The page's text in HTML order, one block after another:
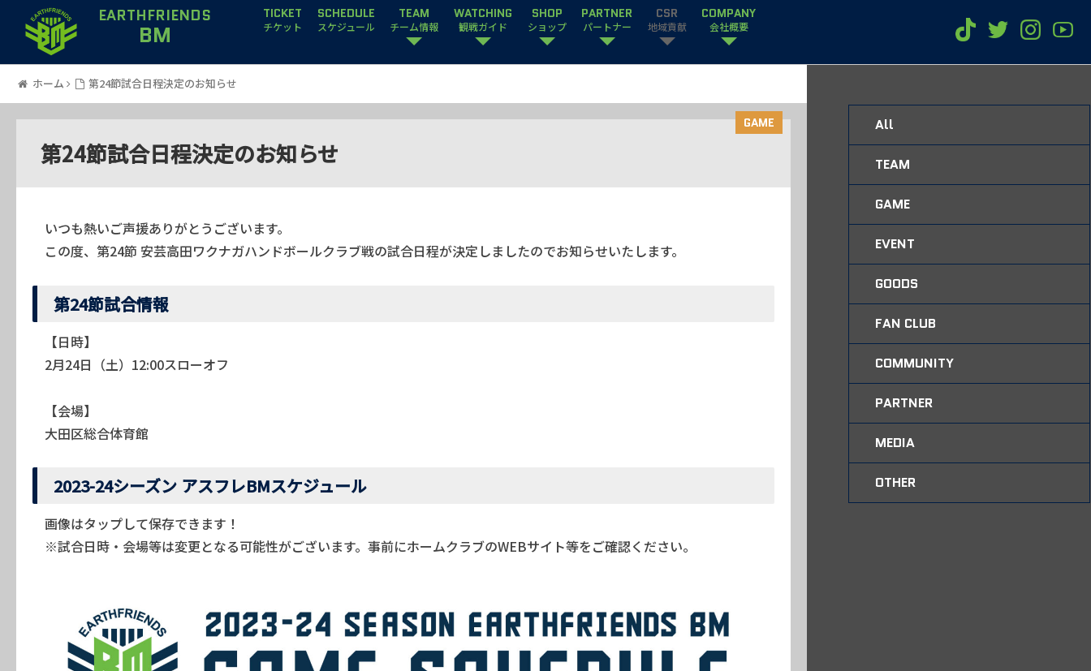
EARTHFRIENDS
BM
TICKET
チケット
SCHEDULE
スケジュール
TEAM
チーム情報
WATCHING
観戦ガイド
SHOP
ショップ
PARTNER
パートナー
CSR
地域貢献
COMPANY
会社概要
ホーム 第24節試合日程決定のお知らせ
GAME
第24節試合日程決定のお知らせ
いつも熱いご声援ありがとうございます。
この度、第24節 安芸高田ワクナガハンドボールクラブ戦の試合日程が決定しましたのでお知らせいたします。
第24節試合情報
【日時】
2月24日（土）12:00スローオフ
【会場】
大田区総合体育館
2023-24シーズン アスフレBMスケジュール
画像はタップして保存できます！
※試合日時・会場等は変更となる可能性がございます。事前にホームクラブのWEBサイト等をご確認ください。
All
TEAM
GAME
EVENT
GOODS
FAN CLUB
COMMUNITY
PARTNER
MEDIA
OTHER